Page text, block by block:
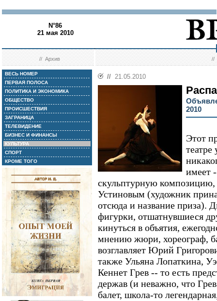
N°86
21 мая 2010
//Архив //
ВЕСЬ НОМЕР
ПЕРВАЯ ПОЛОСА
ПОЛИТИКА И ЭКОНОМИКА
ОБЩЕСТВО
ПРОИСШЕСТВИЯ
ЗАГРАНИЦА
ТЕЛЕВИДЕНИЕ
БИЗНЕС И ФИНАНСЫ
КУЛЬТУРА
СПОРТ
КРОМЕ ТОГО
// 21.05.2010
2010
Этот
имеет
скульптурную
Устиновым (художник
отсюда и название приза).
фигурки, отшатнувшиеся
кинуться в объятия,
мнению жюри, хореограф,
возглавляет Юрий
также Ульяна Лопаткина,
Кеннет Грев -- то есть
держав (и неважно, что
балет, школа-то